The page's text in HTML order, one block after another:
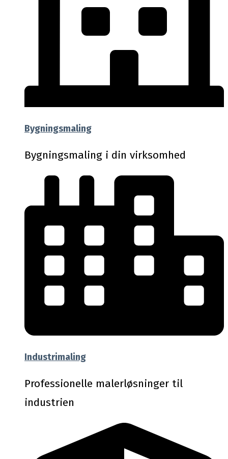
Bygningsmaling
Bygningsmaling i din virksomhed
Industrimaling
Professionelle malerløsninger til
industrien